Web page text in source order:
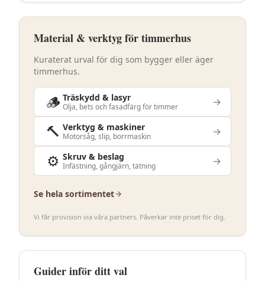
Material & verktyg för timmerhus
Kuraterat urval för dig som bygger eller äger
timmerhus.
🪵 Träskydd & lasyr
Olja, bets och fasadfärg för timmer →
🔨 Verktyg & maskiner
Motorsåg, slip, borrmaskin →
⚙️ Skruv & beslag
Infästning, gångjärn, tätning →
Se hela sortimentet
Vi får provision via våra partners. Påverkar inte priset för dig.
Guider inför ditt val